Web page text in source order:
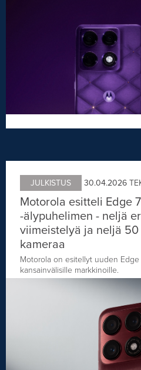
JULKISTUS 30.04.2026
Motorola esitteli Edge
-älypuhelimen - neljä
viimeistelyä ja neljä
kameraa
Motorola on esitellyt uuden
kansainvälisille markkinoille.